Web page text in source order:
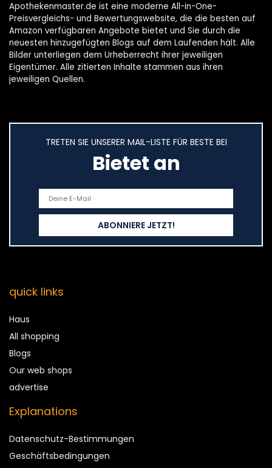
Apothekenmaster.de ist eine moderne All-in-One-
Preisvergleichs- und Bewertungswebsite, die die besten auf
Amazon verfügbaren Angebote bietet und Sie durch die
neuesten hinzugefügten Blogs auf dem Laufenden hält. Alle
Bilder unterliegen dem Urheberrecht ihrer jeweiligen
Eigentümer. Alle zitierten Inhalte stammen aus ihren
jeweiligen Quellen.
TRETEN SIE UNSERER MAIL-LISTE FÜR BESTE BEI
Bietet an
quick links
Haus
All shopping
Blogs
Our web shops
advertise
Explanations
Datenschutz-Bestimmungen
Geschäftsbedingungen